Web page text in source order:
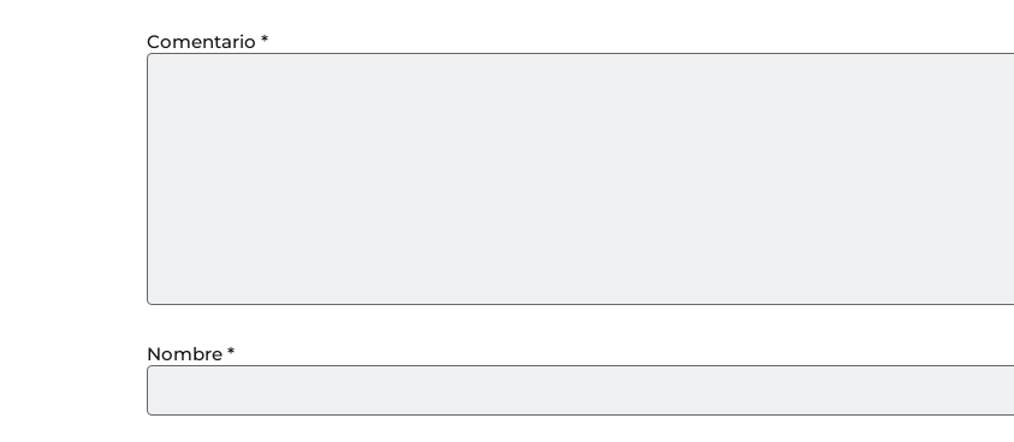
Comentario *
Nombre *